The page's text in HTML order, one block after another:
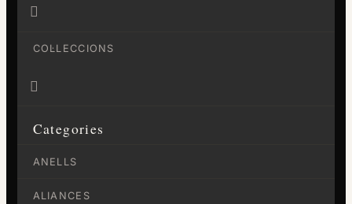

COL·LECCIONS

Categories
ANELLS
ALIANCES